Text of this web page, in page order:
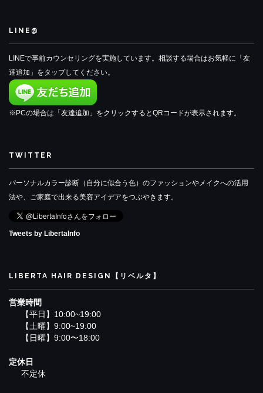
LINE@
LINEで事前カウンセリングを実施しています。相談する場合はお気軽に「友
達追加」をタップしてください。
※PCの場合は「友達追加」をクリックするとQRコードが表示されます。
TWITTER
パーソナルカラー診断（自分に似合う色）のファッションやメイクへの活用
法や、ご家庭で出来る美容アイデアをつぶやきます。
Tweets by LibertaInfo
LIBERTA HAIR DESIGN【リベルタ】
営業時間
【平日】10:00~19:00
【土曜】9:00~19:00
【日曜】9:00〜18:00
定休日
不定休